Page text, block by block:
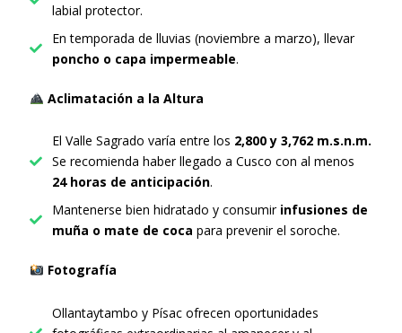
labial protector.
En temporada de lluvias (noviembre a marzo), llevar
poncho o capa impermeable.
Aclimatación a la Altura
El Valle Sagrado varía entre los 2,800 y 3,762 m.s.n.m.
Se recomienda haber llegado a Cusco con al menos
24 horas de anticipación.
Mantenerse bien hidratado y consumir infusiones de
muña o mate de coca para prevenir el soroche.
Fotografía
Ollantaytambo y Písac ofrecen oportunidades